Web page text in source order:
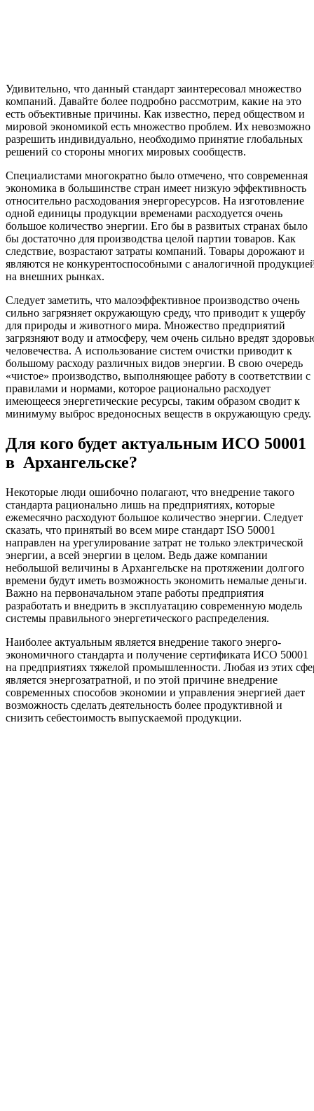
Удивительно, что данный стандарт заинтересовал множество
компаний. Давайте более подробно рассмотрим, какие на это
есть объективные причины. Как известно, перед обществом и
мировой экономикой есть множество проблем. Их невозможно
разрешить индивидуально, необходимо принятие глобальных
решений со стороны многих мировых сообществ.
Специалистами многократно было отмечено, что современная
экономика в большинстве стран имеет низкую эффективность
относительно расходования энергоресурсов. На изготовление
одной единицы продукции временами расходуется очень
большое количество энергии. Его бы в развитых странах было
бы достаточно для производства целой партии товаров. Как
следствие, возрастают затраты компаний. Товары дорожают и
являются не конкурентоспособными с аналогичной
на внешних рынках.
Следует заметить, что малоэффективное производство очень
сильно загрязняет окружающую среду, что приводит к ущербу
для природы и животного мира. Множество предприятий
загрязняют воду и атмосферу, чем очень сильно вредят
человечества. А использование систем очистки приводит к
большому расходу различных видов энергии. В свою очередь
«чистое» производство, выполняющее работу в соответствии с
правилами и нормами, которое рационально расходует
имеющееся энергетические ресурсы, таким образом сводит к
минимуму выброс вредоносных веществ в окружающую среду.
Для кого будет актуальным ИСО 50001
в Архангельске?
Некоторые люди ошибочно полагают, что внедрение такого
стандарта рационально лишь на предприятиях, которые
ежемесячно расходуют большое количество энергии. Следует
сказать, что принятый во всем мире стандарт ISO 50001
направлен на урегулирование затрат не только электрической
энергии, а всей энергии в целом. Ведь даже компании
небольшой величины в Архангельске на протяжении долгого
времени будут иметь возможность экономить немалые деньги.
Важно на первоначальном этапе работы предприятия
разработать и внедрить в эксплуатацию современную модель
системы правильного энергетического распределения.
Наиболее актуальным является внедрение такого энерго-
экономичного стандарта и получение сертификата ИСО 50001
на предприятиях тяжелой промышленности. Любая из этих
является энергозатратной, и по этой причине внедрение
современных способов экономии и управления энергией дает
возможность сделать деятельность более продуктивной и
снизить себестоимость выпускаемой продукции.